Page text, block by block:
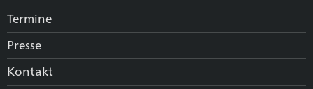
Termine
Presse
Kontakt